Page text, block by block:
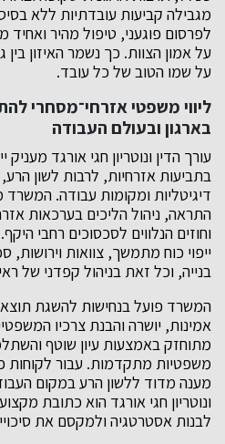
מגבילה קביעות עובדתיות ללא
לפרסום פוגעני, טיפול מהיר
על אמון הצוות. כך נשמר האיזון בין
על שמו הטוב של כל עובד.
ליווי משפטי אזרחי־מסחרי
בארגון ובעולם העבודה
עורך הדין ונוטריון חגי אורגד מעניק
בתביעות אזרחיות, לרבות לשון
דיגיטליות ומקומות עבודה.
התראה, ניהול הליכים בערכאות
וחוזים הנלווים לסכסוכים רחבי
ייפוי כוח מתמשך, צוואות וירושות,
בנייה, וכל זאת בניהול קפדני של
המשרד פועל בנחישות להשגת
אמינות, יושרה והבנת צרכיו
מתוחזק באמצעות עיון שוטף
משפטיות מתקדמות. עבור לקוחות
מענה מדוד ללשון הרע במקום
ונוטריון חגי אורגד הוא כתובת
לבנות אסטרטגיה ולמקסם את